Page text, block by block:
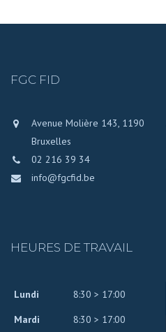
FGC FID
Avenue Molière 143, 1190
Bruxelles
02 216 39 34
info@fgcfid.be
HEURES DE TRAVAIL
Lundi
8:30 > 17:00
Mardi
8:30 > 17:00